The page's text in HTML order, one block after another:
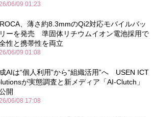
06/09 01:23
、薄さ約8.3mmのQi2対応モバイルバッ
ーを発売 準固体リチウムイオン電池採用で
性と携帯性を両立
06/09 01:08
AIは“個人利用”から“組織活用”へ USEN ICT
が実態調査と新メディア「AI-Clutch」
開
06/08 17:08